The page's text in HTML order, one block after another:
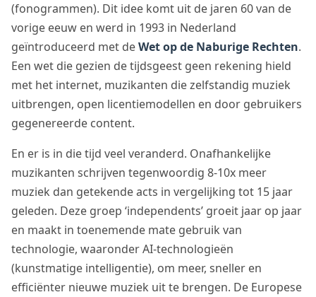
(fonogrammen). Dit idee komt uit de jaren 60 van de
vorige eeuw en werd in 1993 in Nederland
geïntroduceerd met deWet op de Naburige Rechten.
Een wet die gezien de tijdsgeest geen rekening hield
met het internet, muzikanten die zelfstandig muziek
uitbrengen, open licentiemodellen en door gebruikers
gegenereerde content.
En er is in die tijd veel veranderd. Onafhankelijke
muzikanten schrijven tegenwoordig 8-10x meer
muziek dan getekende acts in vergelijking tot 15 jaar
geleden. Deze groep ‘independents’ groeit jaar op jaar
en maakt in toenemende mate gebruik van
technologie, waaronder AI-technologieën
(kunstmatige intelligentie), om meer, sneller en
efficiënter nieuwe muziek uit te brengen. De Europese